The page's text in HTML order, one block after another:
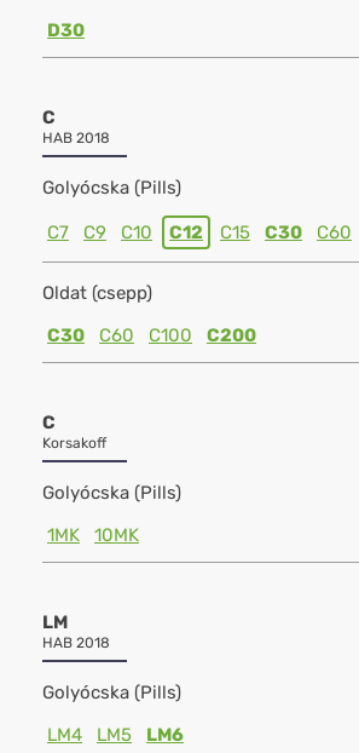
D30
C
HAB 2018
Golyócska (Pills)
C7 C9 C10 C12 C15 C30 C60
Oldat (csepp)
C30
C60 C100 C200
C
Korsakoff
Golyócska (Pills)
1MK
10MK
LM
HAB 2018
Golyócska (Pills)
LM4
LM5 LM6